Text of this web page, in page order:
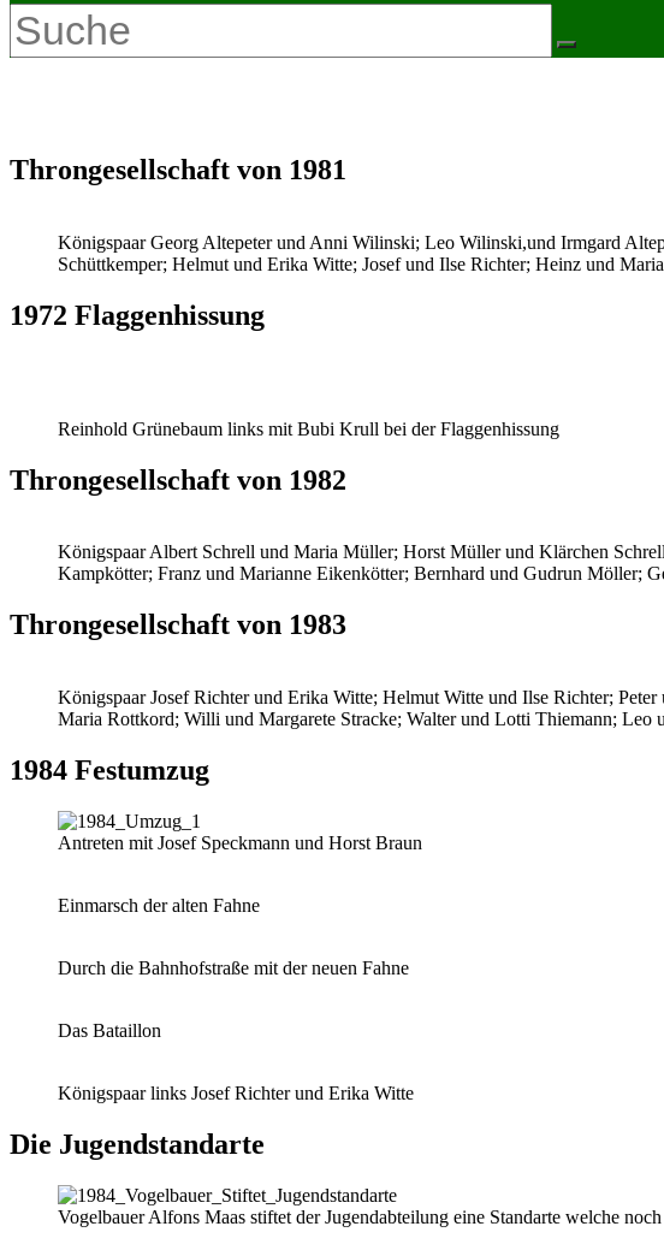
Throngesellschaft von 1981
Königspaar Georg Altepeter und Anni Wilinski; Leo Wilinski,und Irmgard
Schüttkemper; Helmut und Erika Witte; Josef und Ilse Richter; Heinz und
1972 Flaggenhissung
Reinhold Grünebaum links mit Bubi Krull bei der Flaggenhissung
Throngesellschaft von 1982
Königspaar Albert Schrell und Maria Müller; Horst Müller und Klärchen
Kampkötter; Franz und Marianne Eikenkötter; Bernhard und Gudrun Möller;
Throngesellschaft von 1983
Königspaar Josef Richter und Erika Witte; Helmut Witte und Ilse Richter;
Maria Rottkord; Willi und Margarete Stracke; Walter und Lotti Thiemann; Leo
1984 Festumzug
Antreten mit Josef Speckmann und Horst Braun
Einmarsch der alten Fahne
Durch die Bahnhofstraße mit der neuen Fahne
Das Bataillon
Königspaar links Josef Richter und Erika Witte
Die Jugendstandarte
Vogelbauer Alfons Maas stiftet der Jugendabteilung eine Standarte welche